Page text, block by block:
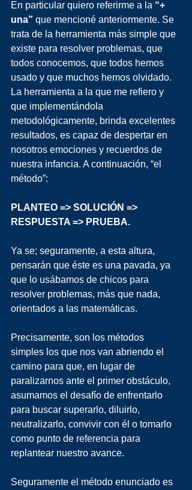
En particular quiero referirme a la “+
una” que mencioné anteriormente. Se
trata de la herramienta más simple que
existe para resolver problemas, que
todos conocemos, que todos hemos
usado y que muchos hemos olvidado.
La herramienta a la que me refiero y
que implementándola
metodológicamente, brinda excelentes
resultados, es capaz de despertar en
nosotros emociones y recuerdos de
nuestra infancia. A continuación, “el
método”:
PLANTEO => SOLUCIÓN =>
RESPUESTA => PRUEBA.
Ya se; seguramente, a esta altura,
pensarán que éste es una pavada, ya
que lo usábamos de chicos para
resolver problemas, más que nada,
orientados a las matemáticas.
Precisamente, son los métodos
simples los que nos van abriendo el
camino para que, en lugar de
paralizarnos ante el primer obstáculo,
asumamos el desafío de enfrentarlo
para buscar superarlo, diluirlo,
neutralizarlo, convivir con él o tomarlo
como punto de referencia para
replantear nuestro avance.
Seguramente el método enunciado es